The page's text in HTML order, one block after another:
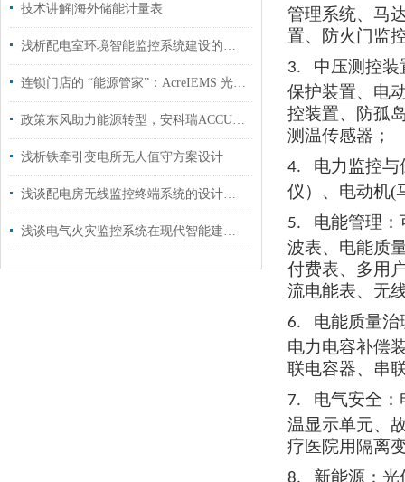
技术讲解|海外储能计量表
浅析配电室环境智能监控系统建设的探索与实践
连锁门店的 “能源管家”：AcreIEMS 光储充，让每一度电都省在刀刃上
政策东风助力能源转型，安科瑞ACCU-100微电网协调控制器引*智慧能源新时代
浅析铁牵引变电所无人值守方案设计
浅谈配电房无线监控终端系统的设计和应用
浅谈电气火灾监控系统在现代智能建筑中的研究与应用
管理系统、马
置、防火门监
3.
中压测控
保护装置、电
控装置、防孤
测温传感器 ；
4.
电力监控
仪）、电动机(
5.
电能管理
波表、电能质
付费表、多用
流电能表、无
6.
电能质量
电力电容补偿
联电容器、串
7.
电气安全
温显示单元、
疗医院用隔离
新能源：